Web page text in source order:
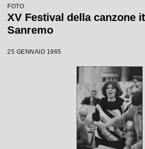
FOTO
XV Festival della canzone
Sanremo
25 GENNAIO 1965